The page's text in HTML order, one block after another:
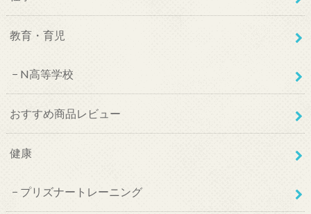
教育・育児
N高等学校
おすすめ商品レビュー
健康
プリズナートレーニング